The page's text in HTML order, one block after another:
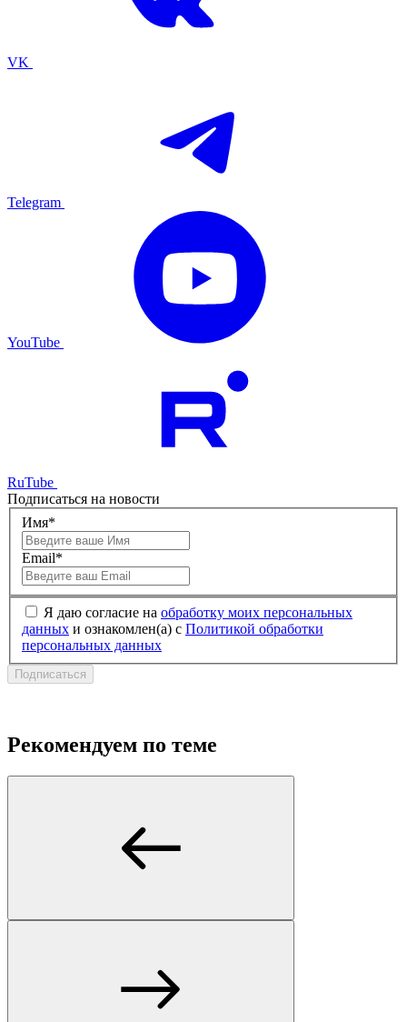
VK
Telegram
YouTube
RuTube
Подписаться на новости
Имя*
Email*
Я даю согласие на обработку моих персональных
данных и ознакомлен(а) с Политикой обработки
персональных данных
Подписаться
Рекомендуем по теме